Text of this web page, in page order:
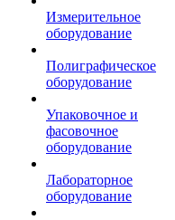
Измерительное
оборудование
Полиграфическое
оборудование
Упаковочное и
фасовочное
оборудование
Лабораторное
оборудование